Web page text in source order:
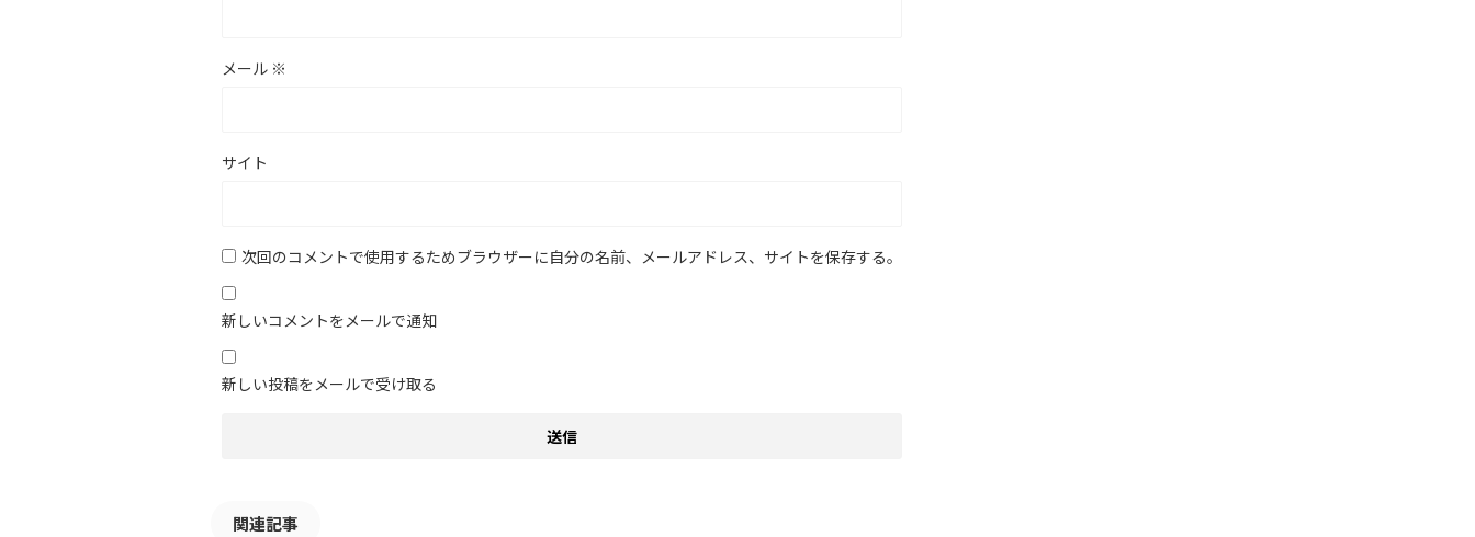
メール ※
サイト
次回のコメントで使用するためブラウザーに自分の名前、メールアドレス、サイトを保存する。
新しいコメントをメールで通知
新しい投稿をメールで受け取る
関連記事